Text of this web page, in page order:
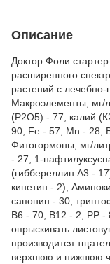
Описание
Доктор Фоли
расширенного
растений с
Макроэлементы, мг/
(P2О5) - 77, калий
90, Fe - 57, Mn - 28,
Фитогормоны, мг/
- 27, 1-
(гиббереллин А3 -
кинетин - 2);
сапонин - 30,
В6 - 70, В12 - 2, РР -
опрыскивать
производится
верхнюю и нижнюю